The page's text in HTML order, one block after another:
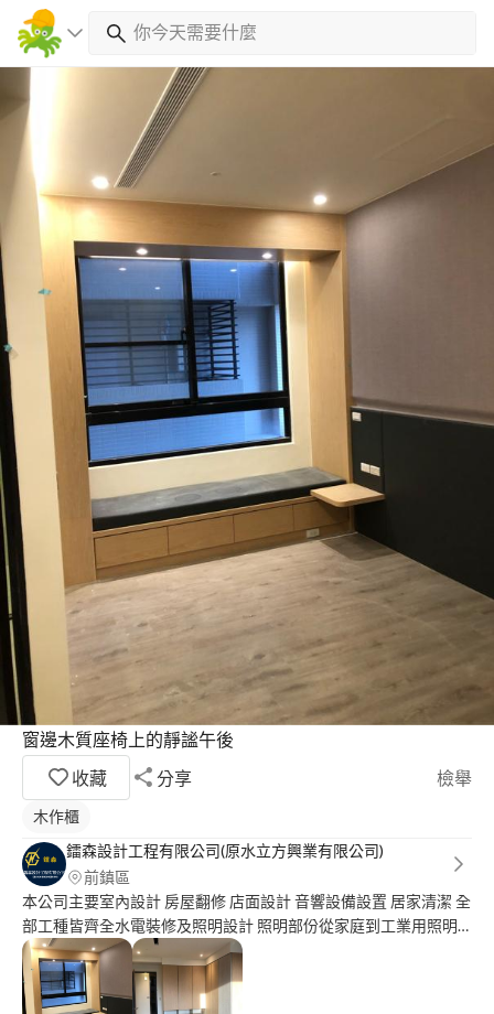
窗邊木質座椅上的靜謐午後
收藏
分享 檢舉
木作櫃
鐳森設計工程有限公司(原水立方興業有限公司)
前鎮區
本公司主要室內設計 房屋翻修 店面設計 音響設備設置 居家清潔 全
部工種皆齊全水電裝修及照明設計 照明部份從家庭到工業用照明
皆有以LED主流，可為客戶家庭及商空照明設計儘不浪費任何角落
及氣氛，水電部份本公司有專業水電師傅團隊家中或貴公司，工廠
有任何有關水電問題或想翻整修住宅 本公司可派人至於現場勘查